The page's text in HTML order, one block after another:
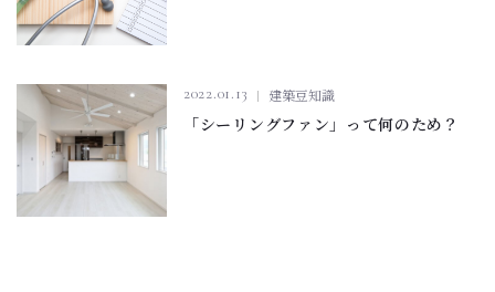
2022.01.13 建築豆知識
「シーリングファン」って何のため？